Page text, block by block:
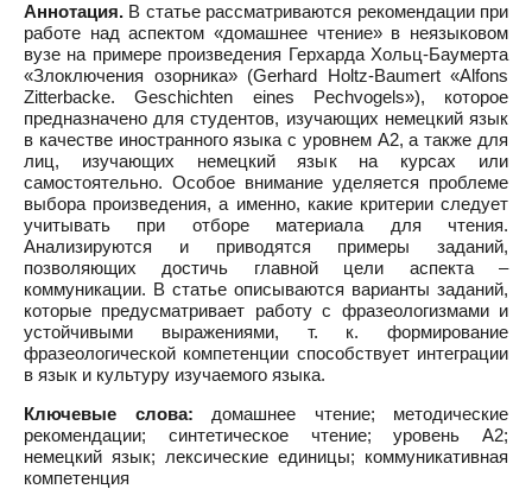
Аннотация. В статье рассматриваются рекомендации при
работе над аспектом «домашнее чтение» в неязыковом
вузе на примере произведения Герхарда Хольц-Баумерта
«Злоключения озорника» (Gerhard Holtz-Baumert «Alfons
Zitterbacke. Geschichten eines Pechvogels»), которое
предназначено для студентов, изучающих немецкий язык
в качестве иностранного языка с уровнем А2, а также для
лиц, изучающих немецкий язык на курсах или
самостоятельно. Особое внимание уделяется проблеме
выбора произведения, а именно, какие критерии следует
учитывать при отборе материала для чтения.
Анализируются и приводятся примеры заданий,
позволяющих достичь главной цели аспекта –
коммуникации. В статье описываются варианты заданий,
которые предусматривает работу с фразеологизмами и
устойчивыми выражениями, т. к. формирование
фразеологической компетенции способствует интеграции
в язык и культуру изучаемого языка.
Ключевые слова: домашнее чтение; методические
рекомендации; синтетическое чтение; уровень А2;
немецкий язык; лексические единицы; коммуникативная
компетенция